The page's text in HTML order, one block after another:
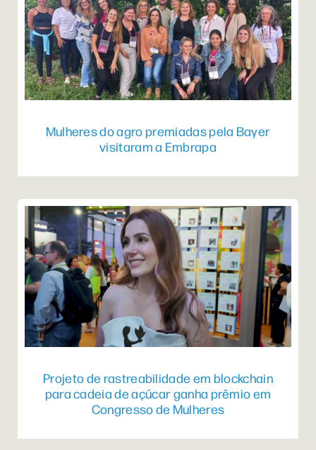
Mulheres do agro premiadas pela Bayer
visitaram a Embrapa
Projeto de rastreabilidade em blockchain
para cadeia de açúcar ganha prêmio em
Congresso de Mulheres